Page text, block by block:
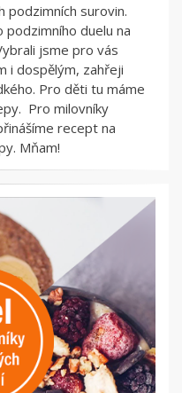
podzimních surovin.
duelu na
jsme pro vás
i dospělým, zahřeji
Pro děti tu máme
Pro milovníky
recept na
Mňam!